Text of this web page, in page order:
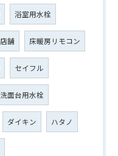
浴室用水栓
店舗 床暖房リモコン
セイフル
洗面台用水栓
ダイキン ハタノ